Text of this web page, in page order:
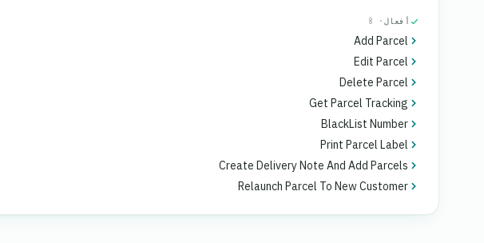
أفعال · 8
Add Parcel
Edit Parcel
Delete Parcel
Get Parcel Tracking
BlackList Number
Print Parcel Label
Create Delivery Note And Add Parcels
Relaunch Parcel To New Customer